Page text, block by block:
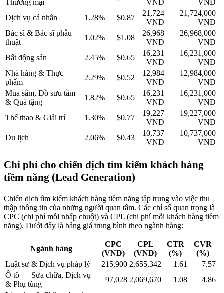
Thương mại VND
VND
Dịch vụ cá nhân
1.28% $0.87
21,724
VND
21,724,000
VND
Bác sĩ & Bác sĩ phẫu
thuật
1.02% $1.08
26,968
VND
26,968,000
VND
Bất động sản
2.45% $0.65
16,231
VND
16,231,000
VND
Nhà hàng & Thực
phẩm
2.29% $0.52
12,984
VND
12,984,000
VND
Mua sắm, Đồ sưu tầm
& Quà tặng
1.82% $0.65
16,231
VND
16,231,000
VND
Thể thao & Giải trí
1.30% $0.77
19,227
VND
19,227,000
VND
Du lịch
2.06% $0.43
10,737
VND
10,737,000
VND
Chi phí cho chiến dịch tìm kiếm khách hàng
tiềm năng (Lead Generation)
Chiến dịch tìm kiếm khách hàng tiềm năng tập trung vào việc thu
thập thông tin của những người quan tâm. Các chỉ số quan trọng là
CPC (chi phí mỗi nhấp chuột) và CPL (chi phí mỗi khách hàng tiềm
năng). Dưới đây là bảng giá trung bình theo ngành hàng:
Ngành hàng
CPC
(VND)
CPL
(VND)
CTR
(%)
CVR
(%)
Luật sư & Dịch vụ pháp lý
215,900 2,655,342 1.61
7.57
Ô tô — Sửa chữa, Dịch vụ
& Phụ tùng
97,028 2,069,670 1.08
4.86